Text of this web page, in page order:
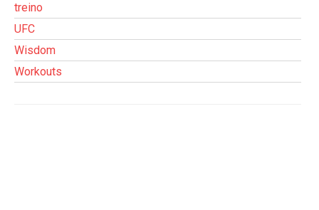
treino
UFC
Wisdom
Workouts